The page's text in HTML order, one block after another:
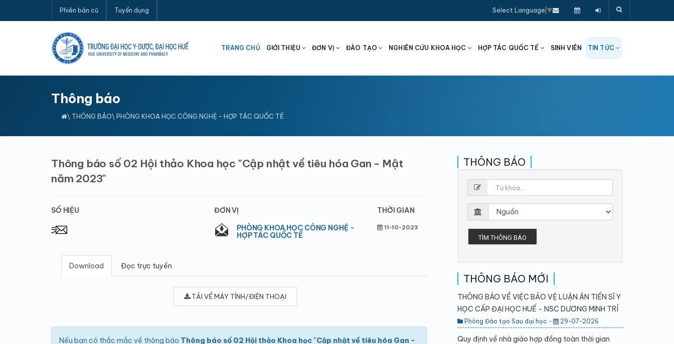
Phiên bản cũ Tuyển dụng Select Language ▼
TRANG CHỦ GIỚI THIỆU ĐƠN VỊ ĐÀO TẠO NGHIÊN CỨU KHOA HỌC HỢP TÁC QUỐC TẾ SINH VIÊN TIN TỨC
Thông báo
\ THÔNG BÁO\ PHÒNG KHOA HỌC CÔNG NGHỆ - HỢP TÁC QUỐC TẾ
Thông báo số 02 Hội thảo Khoa học "Cập nhật về tiêu hóa Gan - Mật
năm 2023"
SỐ HIỆU
ĐƠN VỊ
PHÒNG KHOA HỌC CÔNG NGHỆ -
HỢP TÁC QUỐC TẾ
THỜI GIAN
11-10-2023
Download Đọc trực tuyến
TẢI VỀ MÁY TÍNH/ĐIỆN THOẠI
Nếu bạn có thắc mắc về thông báo Thông báo số 02 Hội thảo Khoa học "Cập nhật về tiêu hóa Gan -
THÔNG BÁO
TÌM THÔNG BÁO
THÔNG BÁO MỚI
THÔNG BÁO VỀ VIỆC BẢO VỆ LUẬN ÁN TIẾN SĨ Y
HỌC CẤP ĐẠI HỌC HUẾ - NSC DƯƠNG MINH TRÍ
Phòng Đào tạo Sau đại học - 29-07-2026
Quy định về nhà giáo hợp đồng toàn thời gian